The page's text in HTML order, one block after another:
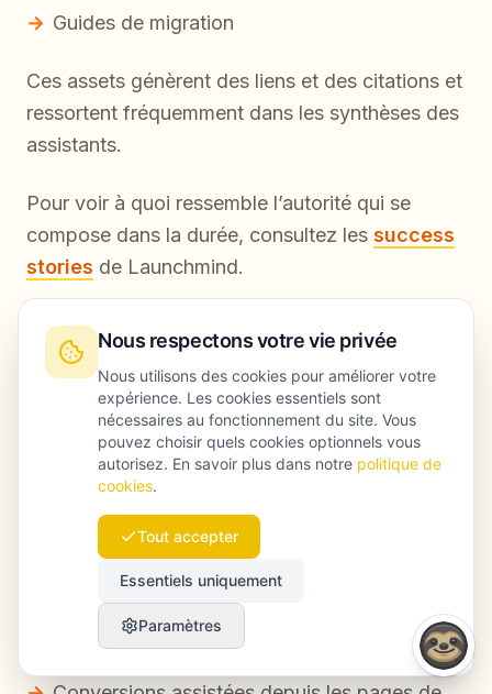
Guides de migration
Ces assets génèrent des liens et des citations et
ressortent fréquemment dans les synthèses des
assistants.
Pour voir à quoi ressemble l’autorité qui se
compose dans la durée, consultez les success
stories de Launchmind.
Étape 6 : mesurer les bons KPI (au-delà des
rankings)
Part de voix dans les recommandations IA
(votre pack de prompts)
Croissance de la recherche de marque
Trafic référent depuis les roundups/sites
d’avis
Nous respectons votre vie privée
Nous utilisons des cookies pour améliorer votre
expérience. Les cookies essentiels sont
nécessaires au fonctionnement du site. Vous
pouvez choisir quels cookies optionnels vous
autorisez. En savoir plus dans notre politique de
cookies.
Tout accepter
Essentiels uniquement
Paramètres